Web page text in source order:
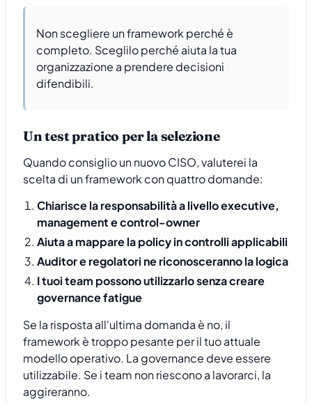
Non scegliere un framework perché è
completo. Sceglilo perché aiuta la tua
organizzazione a prendere decisioni
difendibili.
Un test pratico per la selezione
Quando consiglio un nuovo CISO, valuterei la
scelta di un framework con quattro domande:
Chiarisce la responsabilità a livello executive,
management e control-owner
Aiuta a mappare la policy in controlli applicabili
Auditor e regolatori ne riconosceranno la logica
I tuoi team possono utilizzarlo senza creare
governance fatigue
Se la risposta all'ultima domanda è no, il
framework è troppo pesante per il tuo attuale
modello operativo. La governance deve essere
utilizzabile. Se i team non riescono a lavorarci, la
aggireranno.